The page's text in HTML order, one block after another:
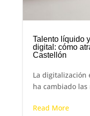
Talento líquido
digital: cómo
Castellón
La
ha cambiado
Read More